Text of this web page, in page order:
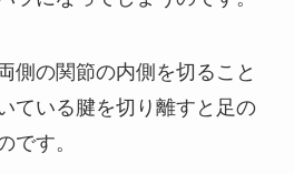
側の関節の内側を切ること
ている腱を切り離すと足の
です。